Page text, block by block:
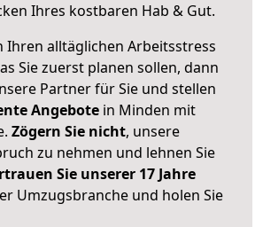
Ihres kostbaren Hab & Gut.
Ihren alltäglichen Arbeitsstress
Sie zuerst planen sollen, dann
Partner für Sie und stellen
Angebote in Minden mit
Zögern Sie nicht, unsere
zu nehmen und lehnen Sie
Sie unserer 17 Jahre
Umzugsbranche und holen Sie